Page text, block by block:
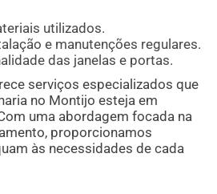
utilizados.
e manutenções regulares.
das janelas e portas.
serviços especializados que
no Montijo esteja em
uma abordagem focada na
proporcionamos
às necessidades de cada